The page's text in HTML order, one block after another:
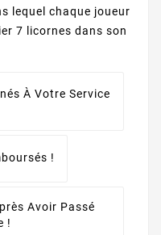
lequel chaque joueur
7 licornes dans son
À Votre Service
!
Avoir Passé
!